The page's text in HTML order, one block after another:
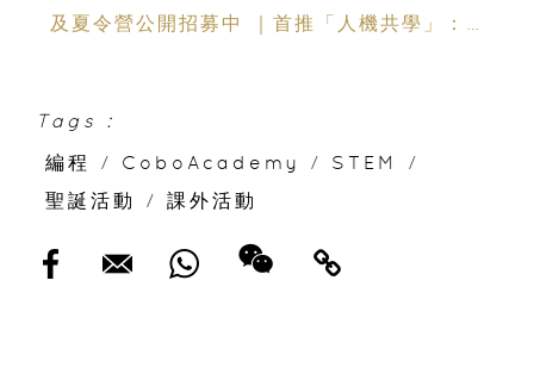
及夏令營公開招募中 ｜首推「人機共學」：
Tags :
編程
/ CoboAcademy / STEM
/
聖誕活動
/ 課外活動